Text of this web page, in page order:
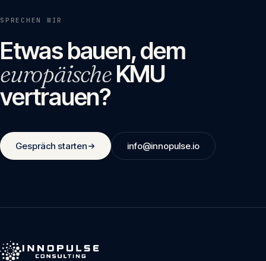
SPRECHEN WIR
Etwas bauen, dem
europäischeKMU
vertrauen?
Gespräch starten info@innopulse.io